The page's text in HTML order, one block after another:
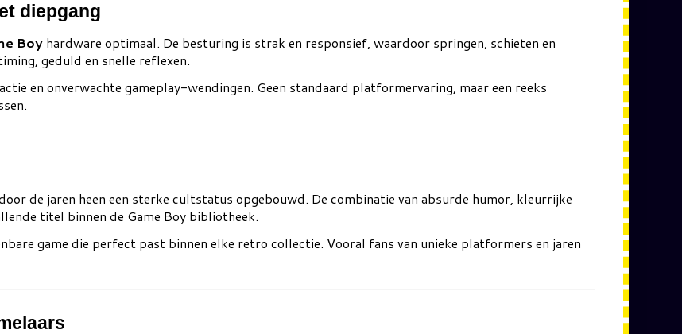
diepgang
Boy hardware optimaal. De besturing is strak en responsief, waardoor springen, schieten en
geduld en snelle reflexen.
en onverwachte gameplay-wendingen. Geen standaard platformervaring, maar een reeks
de jaren heen een sterke cultstatus opgebouwd. De combinatie van absurde humor, kleurrijke
titel binnen de Game Boy bibliotheek.
game die perfect past binnen elke retro collectie. Vooral fans van unieke platformers en jaren